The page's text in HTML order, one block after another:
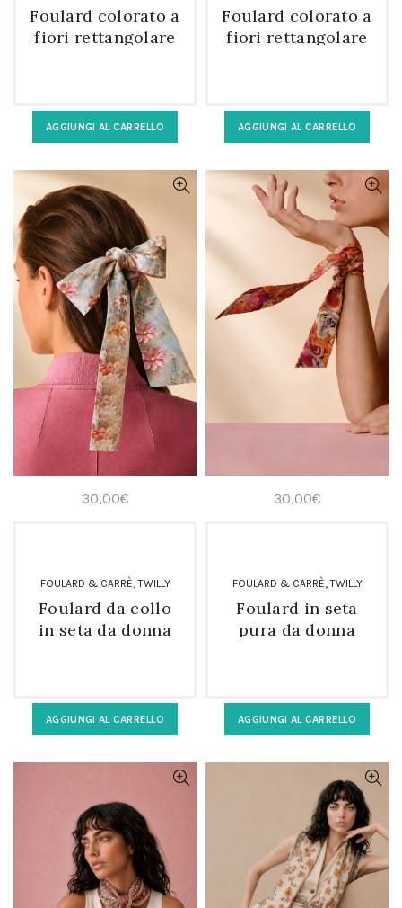
Foulard colorato a
fiori rettangolare
AGGIUNGI AL CARRELLO
Foulard colorato a
fiori rettangolare
AGGIUNGI AL CARRELLO
30,00€
FOULARD & CARRÈ,TWILLY
Foulard da collo
in seta da donna
AGGIUNGI AL CARRELLO
30,00€
FOULARD & CARRÈ,TWILLY
Foulard in seta
pura da donna
AGGIUNGI AL CARRELLO